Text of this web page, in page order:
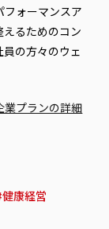
ォーマンスア
るためのコン
の方々のウェ
業プランの詳細
健康経営